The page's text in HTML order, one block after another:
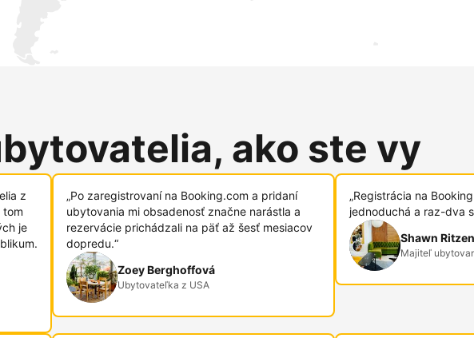
ako ste vy
z
tom
je
„Po zaregistrovaní na Booking.com a pridaní
ubytovania mi obsadenosť značne narástla a
rezervácie prichádzali na päť až šesť mesiacov
dopredu.“
Zoey Berghoffová
Ubytovateľka z USA
„Registrácia na
jednoduchá a raz-dva
Shawn
Majiteľ